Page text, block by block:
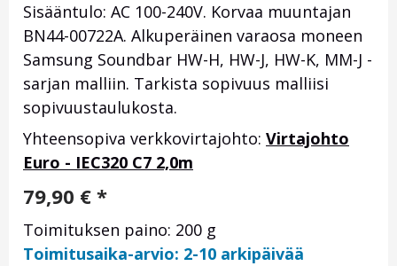
Sisääntulo: AC 100-240V. Korvaa muuntajan
BN44-00722A. Alkuperäinen varaosa moneen
Samsung Soundbar HW-H, HW-J, HW-K, MM-J -
sarjan malliin. Tarkista sopivuus malliisi
sopivuustaulukosta.
Yhteensopiva verkkovirtajohto: Virtajohto
Euro - IEC320 C7 2,0m
79,90 € *
Toimituksen paino: 200 g
Toimitusaika-arvio: 2-10 arkipäivää